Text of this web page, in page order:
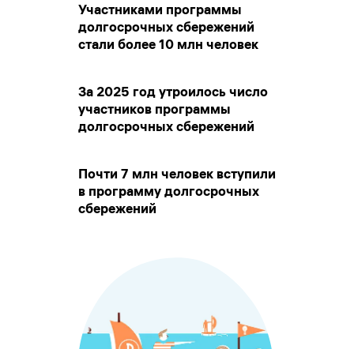
Участниками программы
долгосрочных сбережений
стали более 10 млн человек
За 2025 год утроилось число
участников программы
долгосрочных сбережений
Почти 7 млн человек вступили
в программу долгосрочных
сбережений